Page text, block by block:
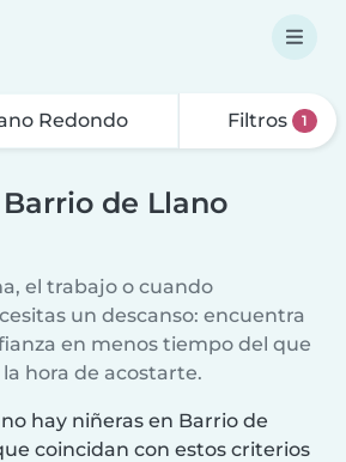
Filtros 1
de Llano
el trabajo o cuando
un descanso: encuentra
en menos tiempo del que
hora de acostarte.
hay niñeras en Barrio de
coincidan con estos criterios